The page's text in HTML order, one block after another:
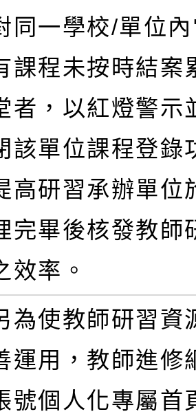
同一學校/單位
課程未按時結案
者，以紅燈警示
該單位課程登錄
高研習承辦單位
完畢後核發教師
效率。
為使教師研習資
運用，教師進修
號個人化專屬首